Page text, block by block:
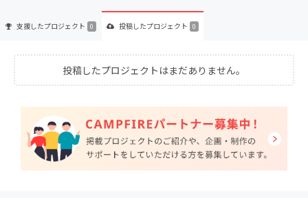
支援したプロジェクト 0 投稿したプロジェクト 0
投稿したプロジェクトはまだありません。